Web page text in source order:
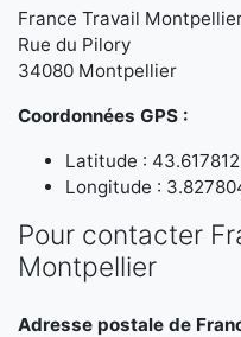
France Travail
Rue du Pilory
34080 Montpellier
Coordonnées GPS :
Latitude : 43.617812
Longitude :
Pour contacter
Montpellier
Adresse postale de